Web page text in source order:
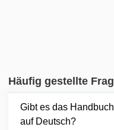
Häufig gestellte
Gibt es das
auf Deutsch?